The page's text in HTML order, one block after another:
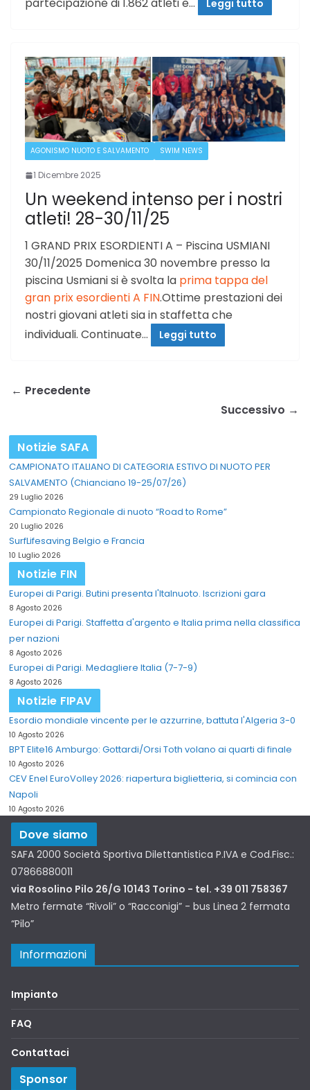
partecipazione di 1.862 atleti e… Leggi tutto
AGONISMO NUOTO E SALVAMENTO SWIM NEWS
1 Dicembre 2025
Un weekend intenso per i nostri
atleti! 28-30/11/25
1 GRAND PRIX ESORDIENTI A – Piscina USMIANI
30/11/2025 Domenica 30 novembre presso la
piscina Usmiani si è svolta la prima tappa del
gran prix esordienti A FIN.Ottime prestazioni dei
nostri giovani atleti sia in staffetta che
individuali. Continuate…
Leggi tutto
← Precedente
Successivo →
Notizie SAFA
CAMPIONATO ITALIANO DI CATEGORIA ESTIVO DI NUOTO PER
SALVAMENTO (Chianciano 19-25/07/26)
29 Luglio 2026
Campionato Regionale di nuoto “Road to Rome”
20 Luglio 2026
SurfLifesaving Belgio e Francia
10 Luglio 2026
Notizie FIN
Europei di Parigi. Butini presenta l'Italnuoto. Iscrizioni gara
8 Agosto 2026
Europei di Parigi. Staffetta d'argento e Italia prima nella classifica
per nazioni
8 Agosto 2026
Europei di Parigi. Medagliere Italia (7-7-9)
8 Agosto 2026
Notizie FIPAV
Esordio mondiale vincente per le azzurrine, battuta l'Algeria 3-0
10 Agosto 2026
BPT Elite16 Amburgo: Gottardi/Orsi Toth volano ai quarti di finale
10 Agosto 2026
CEV Enel EuroVolley 2026: riapertura biglietteria, si comincia con
Napoli
10 Agosto 2026
Dove siamo
SAFA 2000 Società Sportiva Dilettantistica P.IVA e Cod.Fisc.:
07866880011
via Rosolino Pilo 26/G 10143 Torino - tel. +39 011 758367
Metro fermate “Rivoli” o “Racconigi” - bus Linea 2 fermata
“Pilo”
Informazioni
Impianto
FAQ
Contattaci
Sponsor